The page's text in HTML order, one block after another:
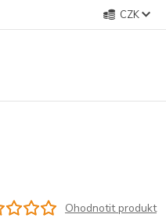
CZK
Ohodnotit produkt